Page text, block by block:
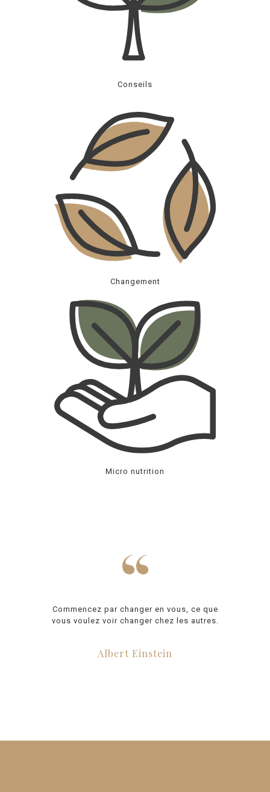
Conseils
Changement
Micro nutrition
Commencez par changer en vous, ce que
vous voulez voir changer chez les autres.
Albert Einstein